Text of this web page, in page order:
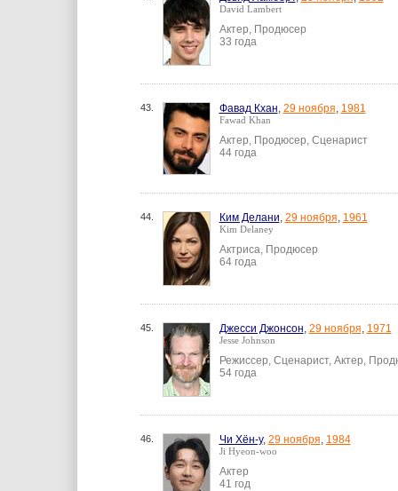
David Lambert
Актер, Продюсер
33 года
43. Фавад Кхан, 29 ноября, 1981
Fawad Khan
Актер, Продюсер, Сценарист
44 года
44. Ким Делани, 29 ноября, 1961
Kim Delaney
Актриса, Продюсер
64 года
45. Джесси Джонсон, 29 ноября, 1971
Jesse Johnson
Режиссер, Сценарист, Актер,
54 года
46. Чи Хён-у, 29 ноября, 1984
Ji Hyeon-woo
Актер
41 год